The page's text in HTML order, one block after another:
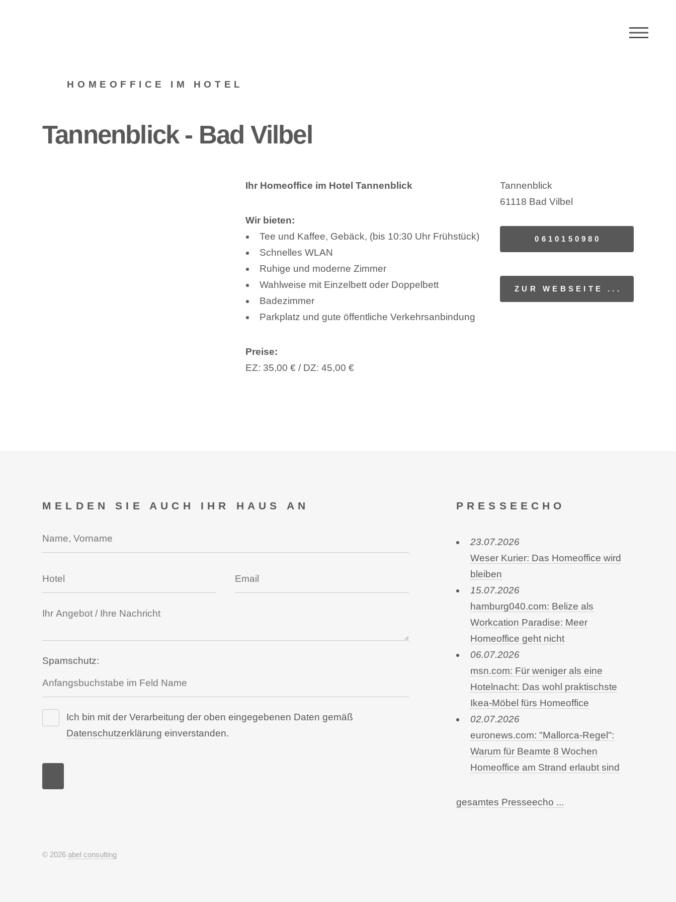
HOMEOFFICE IM HOTEL
Tannenblick - Bad Vilbel
Ihr Homeoffice im Hotel Tannenblick
Wir bieten:
Tee und Kaffee, Gebäck, (bis 10:30 Uhr Frühstück)
Schnelles WLAN
Ruhige und moderne Zimmer
Wahlweise mit Einzelbett oder Doppelbett
Badezimmer
Parkplatz und gute öffentliche Verkehrsanbindung
Preise:
EZ: 35,00 € / DZ: 45,00 €
Tannenblick
61118 Bad Vilbel
0610150980
ZUR WEBSEITE ...
MELDEN SIE AUCH IHR HAUS AN
Spamschutz:
Ich bin mit der Verarbeitung der oben eingegebenen Daten gemäß
Datenschutzerklärung einverstanden.
PRESSEECHO
23.07.2026
Weser Kurier: Das Homeoffice wird
bleiben
15.07.2026
hamburg040.com: Belize als
Workcation Paradise: Meer
Homeoffice geht nicht
06.07.2026
msn.com: Für weniger als eine
Hotelnacht: Das wohl praktischste
Ikea-Möbel fürs Homeoffice
02.07.2026
euronews.com: "Mallorca-Regel":
Warum für Beamte 8 Wochen
Homeoffice am Strand erlaubt sind
gesamtes Presseecho ...
© 2026 abel consulting